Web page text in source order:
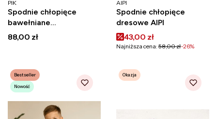
PIK
Spodnie chłopięce
bawełniane
dekatyzowane polskie
dresowe PIK
Cena
88,00 zł
AIPI
Spodnie chłopięce
dresowe AIPI
Cena promocyjna
43,00 zł
Najniższa cena: 58,00 zł-26%
Bestseller
Nowość
Okazja